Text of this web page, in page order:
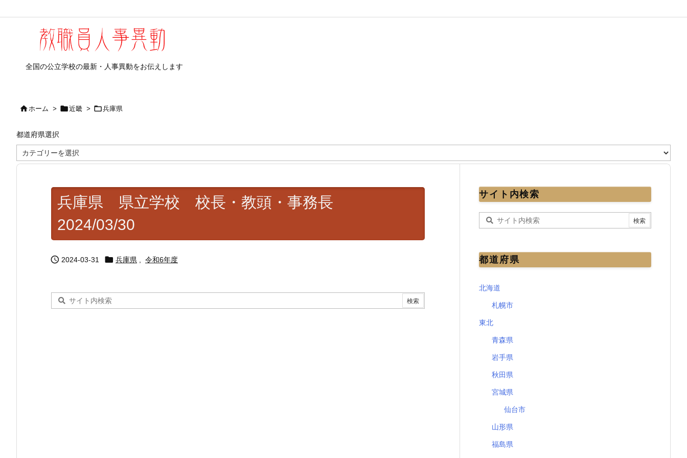
全国の公立学校の最新・人事異動をお伝えします
ホーム > 近畿 > 兵庫県
都道府県選択
道
府
兵庫県 県立学校 校長・教頭・事務長
2024/03/30
 2024-03-31  兵庫県 , 令和6年度
サイト内検索
都道府県
北海道
札幌市
東北
青森県
岩手県
秋田県
宮城県
仙台市
山形県
福島県